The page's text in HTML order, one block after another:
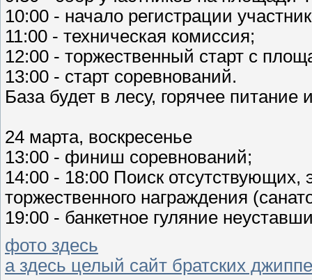
10:00 - начало регистрации
11:00 - техническая комиссия;
12:00 - торжественный старт с
13:00 - старт соревнований.
База будет в лесу, горячее питание
24 марта, воскресенье
13:00 - финиш соревнований;
14:00 - 18:00 Поиск отсутствующих,
торжественного награждения
19:00 - банкетное гуляние
фото здесь
а здесь целый сайт братских